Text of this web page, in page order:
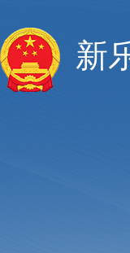
新